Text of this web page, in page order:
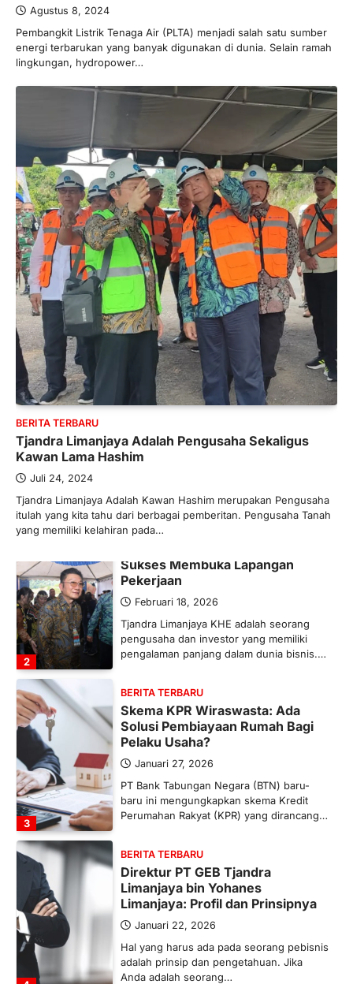
Agustus 8, 2024
Pembangkit Listrik Tenaga Air (PLTA) menjadi salah satu sumber
energi terbarukan yang banyak digunakan di dunia. Selain ramah
lingkungan, hydropower…
BERITA TERBARU
Tjandra Limanjaya Adalah Pengusaha Sekaligus
Kawan Lama Hashim
Juli 24, 2024
Tjandra Limanjaya Adalah Kawan Hashim merupakan Pengusaha
itulah yang kita tahu dari berbagai pemberitan. Pengusaha Tanah
yang memiliki kelahiran pada…
BERITA TERBARU
Direktur PT GEB Tjandra
Limanjaya bin Yohanes
Januari 22, 2026
Hal yang harus ada pada seorang pebisnis
adalah prinsip dan pengetahuan. Jika
Anda adalah seorang…
BERITA TERBARU
Impor BBM Sudah Direstui,
Distribusi ke SPBU Swasta Sudah
Kembali Normal?
Januari 15, 2026
Pemerintah melalui Kementerian Energi
dan Sumber Daya Mineral (ESDM) telah
memberikan izin kepada operator SPBU…
1
BERITA TERBARU
Banyak Negara Incar Urea RI,
Industri Pupuk Indonesia Kembali
Bergairah?
Ketegangan di Timur Tengah mulai
mengubah peta pasokan komoditas
2
BERITA TERBARU
Sukses Membuka Lapangan
Pekerjaan
Februari 18, 2026
Tjandra Limanjaya KHE adalah seorang
pengusaha dan investor yang memiliki
pengalaman panjang dalam dunia bisnis.…
3
BERITA TERBARU
Skema KPR Wiraswasta: Ada
Solusi Pembiayaan Rumah Bagi
Pelaku Usaha?
Januari 27, 2026
PT Bank Tabungan Negara (BTN) baru-
baru ini mengungkapkan skema Kredit
Perumahan Rakyat (KPR) yang dirancang…
BERITA TERBARU
Direktur PT GEB Tjandra
Limanjaya bin Yohanes
Limanjaya: Profil dan Prinsipnya
Januari 22, 2026
Hal yang harus ada pada seorang pebisnis
adalah prinsip dan pengetahuan. Jika
Anda adalah seorang…